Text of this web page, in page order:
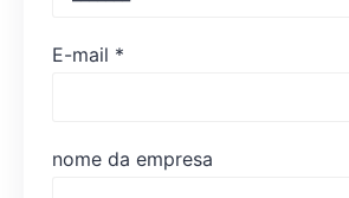
E-mail *
nome da empresa